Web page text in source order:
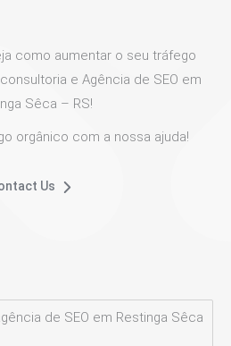
como aumentar o seu tráfego
e Agência de SEO em
Sêca – RS!
orgânico com a nossa ajuda!
Us
de SEO em Restinga Sêca